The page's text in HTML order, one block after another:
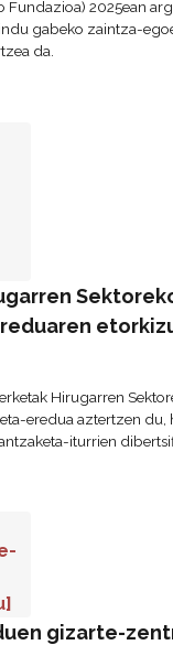
2025ean
gabeko zaintza-
da.
Hirugarren
eredua aztertzen du,
iturrien
Sektoreko
gizarte-
gizarte-zentroen